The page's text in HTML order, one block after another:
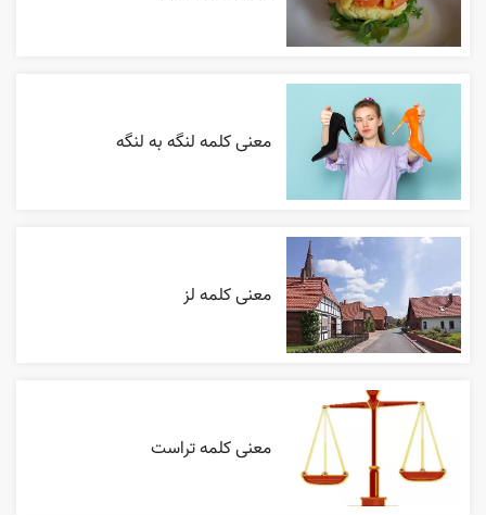
معنی کلمه لنگه به لنگه
معنی کلمه لز
معنی کلمه تراست